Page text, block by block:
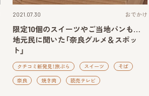
2021.07.30 おでかけ
限定10個のスイーツやご当地パンも…
地元民に聞いた「奈良グルメ＆スポッ
ト」
クチコミ新発見！旅ぷら スイーツ そば
奈良 焼き肉 読売テレビ